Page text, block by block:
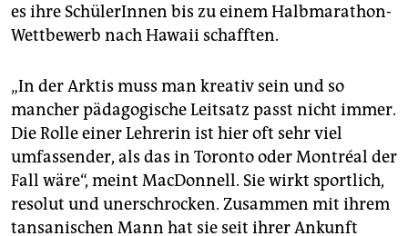
es ihre SchülerInnen bis zu einem Halbmarathon-
Wettbewerb nach Hawaii schafften.
„In der Arktis muss man kreativ sein und so
mancher pädagogische Leitsatz passt nicht immer.
Die Rolle einer Lehrerin ist hier oft sehr viel
umfassender, als das in Toronto oder Montréal der
Fall wäre“, meint MacDonnell. Sie wirkt sportlich,
resolut und unerschrocken. Zusammen mit ihrem
tansanischen Mann hat sie seit ihrer Ankunft